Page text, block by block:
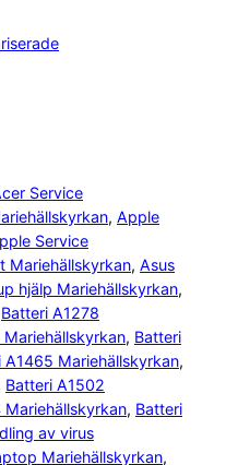
Service
, Apple
Service
Mariehällskyrkan, Asus
hjälp Mariehällskyrkan
Batteri A1278
, Batteri
A1465 Mariehällskyrkan
Batteri A1502
Mariehällskyrkan, Batteri
av virus
Mariehällskyrkan